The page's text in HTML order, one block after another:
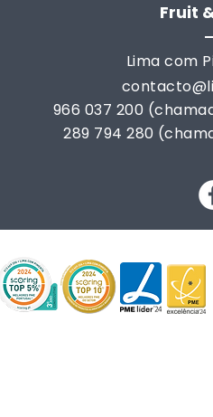
Fruit
Lima com
966 037 200
289 794 280